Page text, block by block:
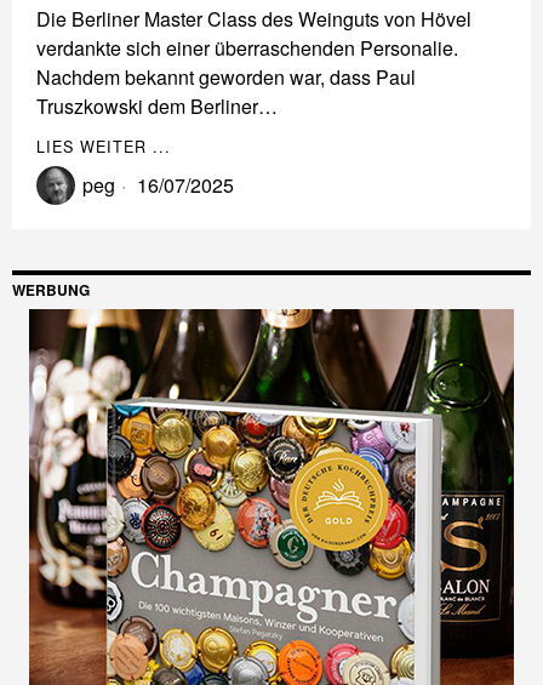
Die Berliner Master Class des Weinguts von Hövel
verdankte sich einer überraschenden Personalie.
Nachdem bekannt geworden war, dass Paul
Truszkowski dem Berliner…
LIES WEITER ...
peg 16/07/2025
WERBUNG